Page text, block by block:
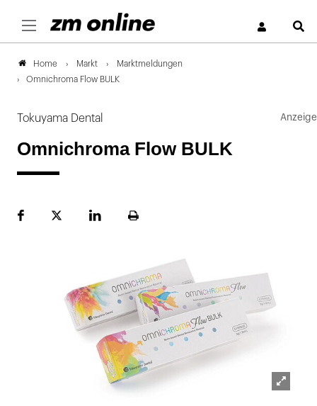
Home Markt
Marktmeldungen
Omnichroma Flow BULK
Tokuyama Dental
Omnichroma Flow BULK
FacebookPlattformLinekdInSeite